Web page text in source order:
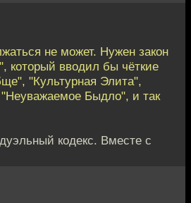
не может. Нужен закон
который вводил бы чёткие
"Культурная Элита",
Быдло", и так
кодекс. Вместе с